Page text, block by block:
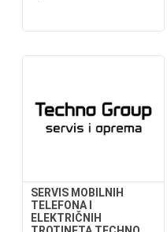
SERVIS MOBILNIH
TELEFONA I
ELEKTRIČNIH